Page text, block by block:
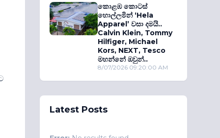
කොළඹ කොටස්
හොල්ලමින් ‘Hela
Apparel’ වසා දමයි..
Calvin Klein, Tommy
Hilfiger, Michael
Kors, NEXT, Tesco
මහන්නේ ඔවුන්..
8/07/2026 09:20:00 AM
Latest Posts